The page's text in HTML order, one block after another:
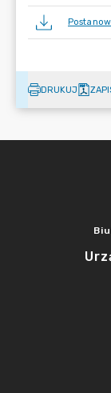
DRUKUJ